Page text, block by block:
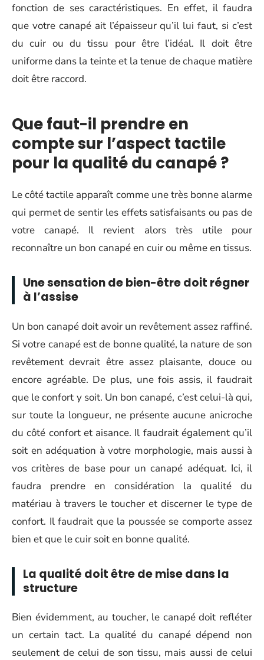
fonction de ses caractéristiques. En effet, il faudra
que votre canapé ait l’épaisseur qu’il lui faut, si c’est
du cuir ou du tissu pour être l’idéal. Il doit être
uniforme dans la teinte et la tenue de chaque matière
doit être raccord.
Que faut-il prendre en
compte sur l’aspect tactile
pour la qualité du canapé ?
Le côté tactile apparaît comme une très bonne alarme
qui permet de sentir les effets satisfaisants ou pas de
votre canapé. Il revient alors très utile pour
reconnaître un bon canapé en cuir ou même en tissus.
Une sensation de bien-être doit régner
à l’assise
Un bon canapé doit avoir un revêtement assez raffiné.
Si votre canapé est de bonne qualité, la nature de son
revêtement devrait être assez plaisante, douce ou
encore agréable. De plus, une fois assis, il faudrait
que le confort y soit. Un bon canapé, c’est celui-là qui,
sur toute la longueur, ne présente aucune anicroche
du côté confort et aisance. Il faudrait également qu’il
soit en adéquation à votre morphologie, mais aussi à
vos critères de base pour un canapé adéquat. Ici, il
faudra prendre en considération la qualité du
matériau à travers le toucher et discerner le type de
confort. Il faudrait que la poussée se comporte assez
bien et que le cuir soit en bonne qualité.
La qualité doit être de mise dans la
structure
Bien évidemment, au toucher, le canapé doit refléter
un certain tact. La qualité du canapé dépend non
seulement de celui de son tissu, mais aussi de celui